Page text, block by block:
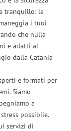
tranquillo: la
i tuoi
che nulla
e adatti al
dalla Catania
e formati per
Siamo
a
possibile.
servizi di